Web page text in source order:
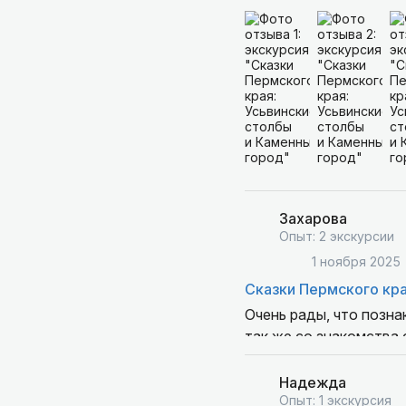
Не сказать, что со
всего маршрута !
А еще, Виктор
сложилось
Захарова
Опыт: 2 экскурсии
1 ноября 2025
Сказки Пермского
Очень рады, что
так же со знакомства
встретил по
городе и крае.
на нас огромное
Надежда
Опыт: 1 экскурсия